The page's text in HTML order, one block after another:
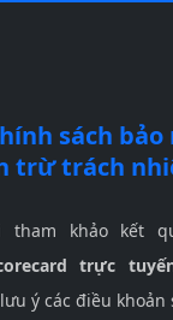
sách
trừ trách
tham khảo kết
trực
ý các điều khoản